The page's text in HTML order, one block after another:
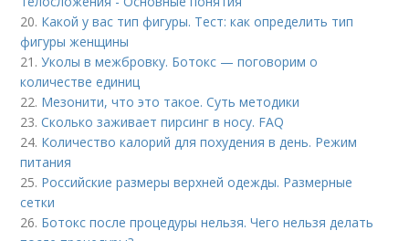
20. Какой у вас тип фигуры. Тест: как определить тип
фигуры женщины
21.Уколы в межбровку. Ботокс — поговорим о
количестве единиц
22. Мезонити, что это такое. Суть методики
23.Сколько заживает пирсинг в носу. FAQ
24. Количество калорий для похудения в день. Режим
питания
25. Российские размеры верхней одежды. Размерные
сетки
26. Ботокс после процедуры нельзя. Чего нельзя делать